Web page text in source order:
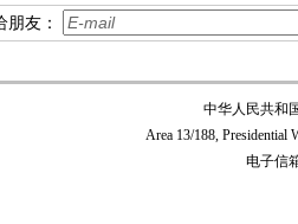
朋友：
中华人民共和
Area 13/188, Presidential
电子信